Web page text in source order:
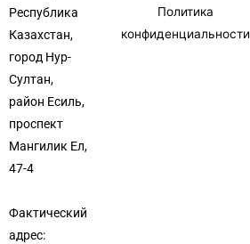
Республика
Казахстан,
город Нур-
Султан,
район Есиль,
проспект
Мангилик Ел,
47-4
Фактический
адрес:
Политика
конфиденциальности